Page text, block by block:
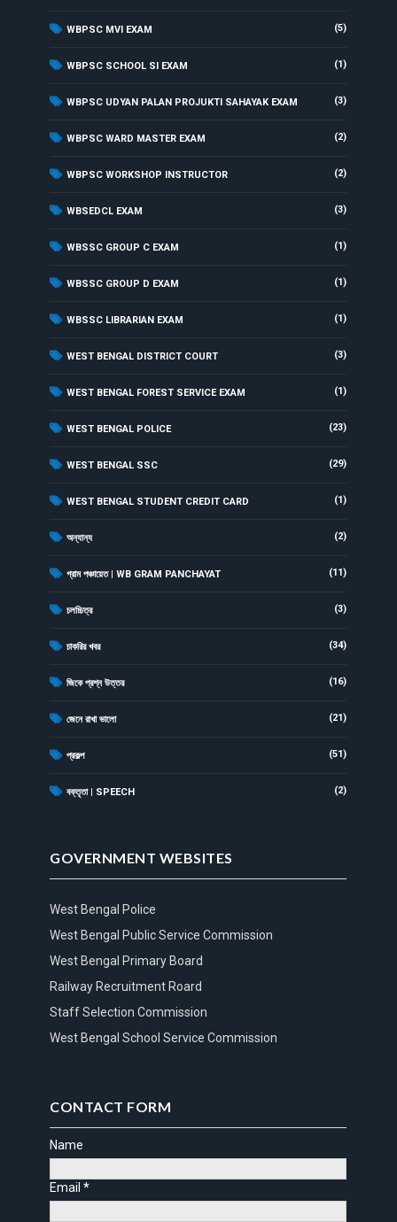
WBPSC MVI EXAM (5)
WBPSC SCHOOL SI EXAM (1)
WBPSC UDYAN PALAN PROJUKTI SAHAYAK EXAM (3)
WBPSC WARD MASTER EXAM (2)
WBPSC WORKSHOP INSTRUCTOR (2)
WBSEDCL EXAM (3)
WBSSC GROUP C EXAM (1)
WBSSC GROUP D EXAM (1)
WBSSC LIBRARIAN EXAM (1)
WEST BENGAL DISTRICT COURT (3)
WEST BENGAL FOREST SERVICE EXAM (1)
WEST BENGAL POLICE (23)
WEST BENGAL SSC (29)
WEST BENGAL STUDENT CREDIT CARD (1)
অন্যান্য (2)
গ্রাম পঞ্চায়েত | WB GRAM PANCHAYAT (11)
চলচ্চিত্র (3)
চাকরির খবর (34)
জিকে প্রশ্ন উত্তর (16)
জেনে রাখা ভালো (21)
প্রকল্প (51)
বক্তৃতা | SPEECH (2)
GOVERNMENT WEBSITES
West Bengal Police
West Bengal Public Service Commission
West Bengal Primary Board
Railway Recruitment Roard
Staff Selection Commission
West Bengal School Service Commission
CONTACT FORM
Name
Email*